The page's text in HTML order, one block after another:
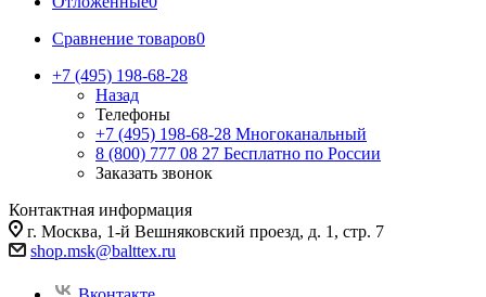
Сравнение товаров0
+7 (495) 198-68-28
Назад
Телефоны
+7 (495) 198-68-28 Многоканальный
8 (800) 777 08 27 Бесплатно по России
Заказать звонок
Контактная информация
г. Москва, 1-й Вешняковский проезд, д. 1, стр. 7
shop.msk@balttex.ru